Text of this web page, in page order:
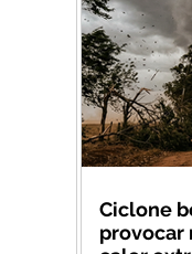
Ciclone
provocar